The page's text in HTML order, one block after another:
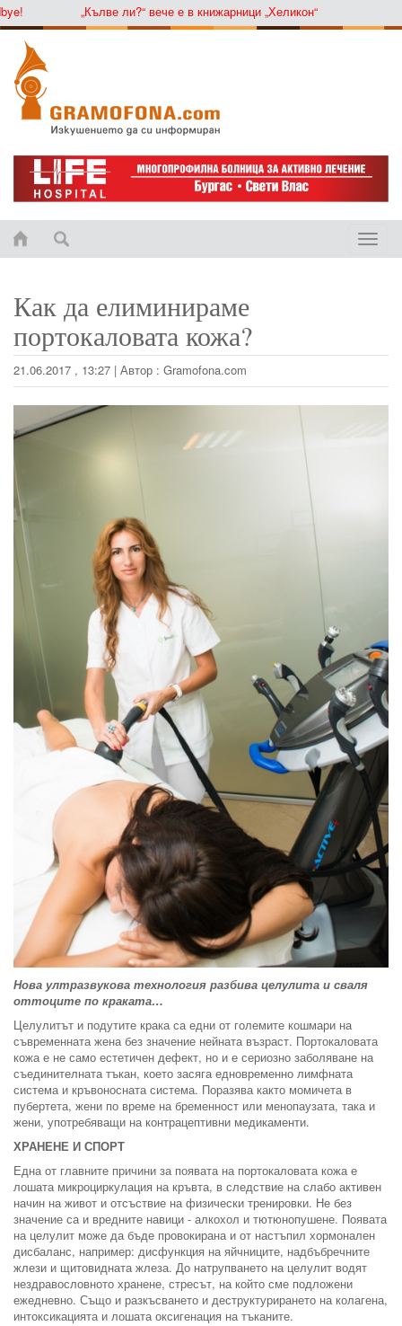
„Кълве ли?“ вече е в книжарници „Хеликон“
Toggle
Как да елиминираме
портокаловата кожа?
21.06.2017 , 13:27 | Автор : Gramofona.com
Нова ултразвукова технология разбива целулита и сваля
оттоците по краката…
Целулитът и подутите крака са едни от големите кошмари на
съвременната жена без значение нейната възраст. Портокаловата
кожа е не само естетичен дефект, но и е сериозно заболяване на
съединителната тъкан, което засяга едновременно лимфната
система и кръвоносната система. Поразява както момичета в
пубертета, жени по време на бременност или менопаузата, така и
жени, употребяващи на контрацептивни медикаменти.
ХРАНЕНЕ И СПОРТ
Една от главните причини за появата на портокаловата кожа е
лошата микроциркулация на кръвта, в следствие на слабо активен
начин на живот и отсъствие на физически тренировки. Не без
значение са и вредните навици - алкохол и тютюнопушене. Появата
на целулит може да бъде провокирана и от настъпил хормонален
дисбаланс, например: дисфункция на яйчниците, надбъбречните
жлези и щитовидната жлеза. До натрупването на целулит водят
нездравословното хранене, стресът, на който сме подложени
ежедневно. Също и разкъсването и деструктурирането на колагена,
интоксикацията и лошата оксигенация на тъканите.